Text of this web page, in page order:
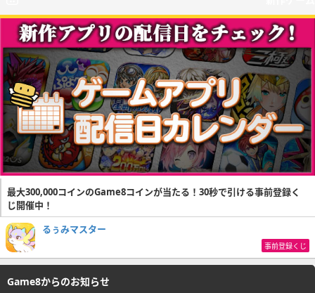
最大300,000コインのGame8コインが当たる！30秒で引ける事前登録く
じ開催中！
るぅみマスター
事前登録くじ
Game8からのお知らせ